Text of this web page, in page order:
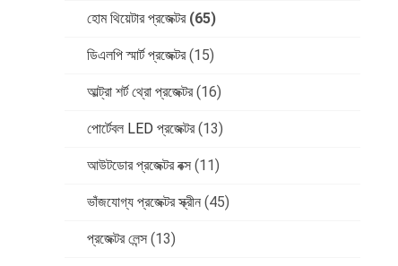
হোম থিয়েটার প্রজেক্টর (65)
ডিএলপি স্মার্ট প্রজেক্টর (15)
আল্ট্রা শর্ট থ্রো প্রজেক্টর (16)
পোর্টেবল LED প্রজেক্টর (13)
আউটডোর প্রজেক্টর বক্স (11)
ভাঁজযোগ্য প্রজেক্টর স্ক্রীন (45)
প্রজেক্টর লেন্স (13)